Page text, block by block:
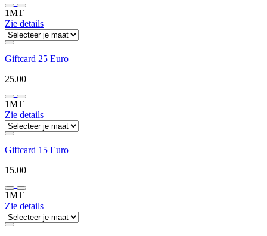
1MT
Zie details
Giftcard 25 Euro
25.00
1MT
Zie details
Giftcard 15 Euro
15.00
1MT
Zie details